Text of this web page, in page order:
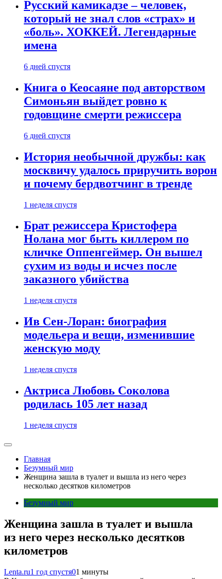
Русский камикадзе – человек,
который не знал слов «страх» и
«боль». ХОККЕЙ. Легендарные
имена
6 дней спустя
Книга о Кеосаяне под авторством
Симоньян выйдет ровно к
годовщине смерти режиссера
6 дней спустя
История необычной дружбы: как
москвичу удалось приручить ворон
и почему бердвотчинг в тренде
1 неделя спустя
Брат режиссера Кристофера
Нолана мог быть киллером по
кличке Оппенгеймер. Он вышел
сухим из воды и исчез после
заказного убийства
1 неделя спустя
Ив Сен-Лоран: биография
модельера и вещи, изменившие
женскую моду
1 неделя спустя
Актриса Любовь Соколова
родилась 105 лет назад
1 неделя спустя
Главная
Безумный мир
Женщина зашла в туалет и вышла из него через
несколько десятков километров
Безумный мир
Женщина зашла в туалет и вышла
из него через несколько десятков
километров
Lenta.ru1 год спустя01 минуты